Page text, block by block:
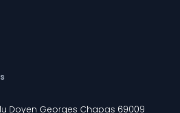
Doyen Georges Chapas 69009